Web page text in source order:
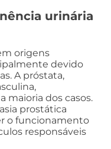
urinária
origens
devido
A próstata,
maioria dos casos.
prostática
o funcionamento
responsáveis